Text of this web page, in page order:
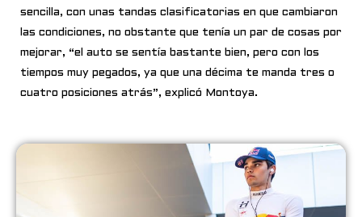
sencilla, con unas tandas clasificatorias en que cambiaron
las condiciones, no obstante que tenía un par de cosas por
mejorar, “el auto se sentía bastante bien, pero con los
tiempos muy pegados, ya que una décima te manda tres o
cuatro posiciones atrás”, explicó Montoya.